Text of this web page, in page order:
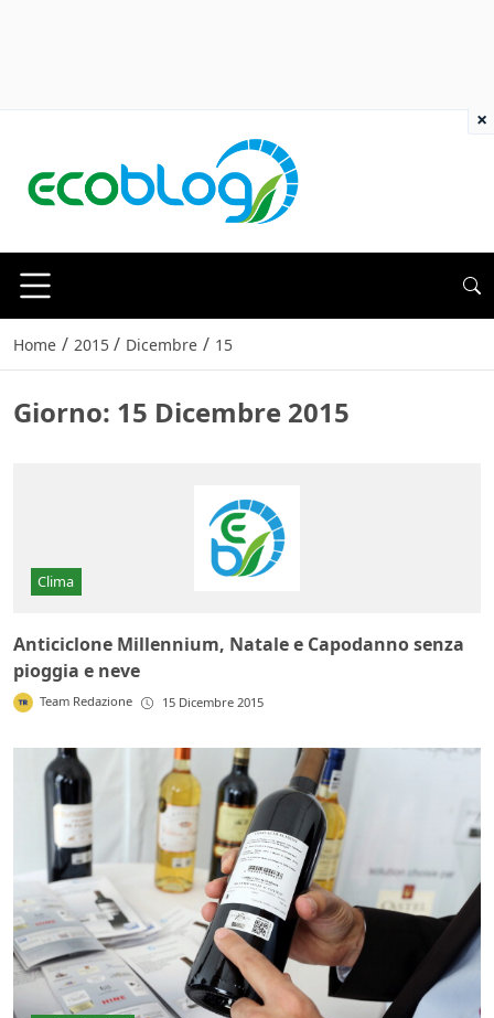
Home / 2015 / Dicembre / 15
Giorno: 15 Dicembre 2015
Clima
Anticiclone Millennium, Natale e Capodanno senza
pioggia e neve
Team Redazione 15 Dicembre 2015
×